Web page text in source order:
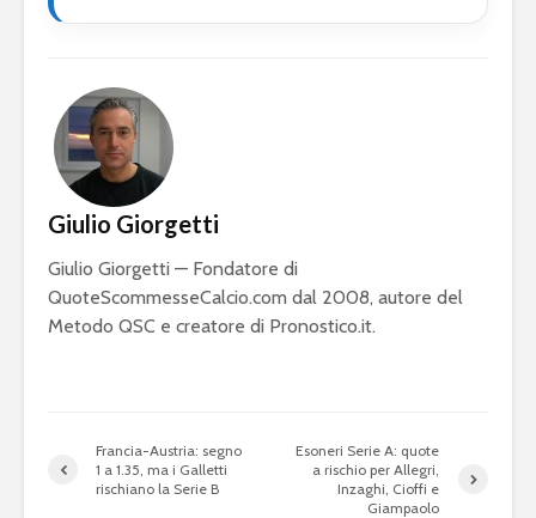
Giulio Giorgetti
Giulio Giorgetti — Fondatore di
QuoteScommesseCalcio.com dal 2008, autore del
Metodo QSC e creatore di Pronostico.it.
Francia-Austria: segno
1 a 1.35, ma i Galletti
rischiano la Serie B
Esoneri Serie A: quote
a rischio per Allegri,
Inzaghi, Cioffi e
Giampaolo